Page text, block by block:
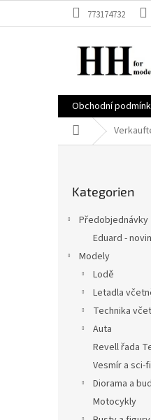
773174732
Obchodní
Startseite
überspringen
Kategorien
Předobjednávky
Eduard -
Modely
Lodě
Letadla
Technika
Auta
Revell řada
Vesmír a sci-
Diorama a
Motocykly